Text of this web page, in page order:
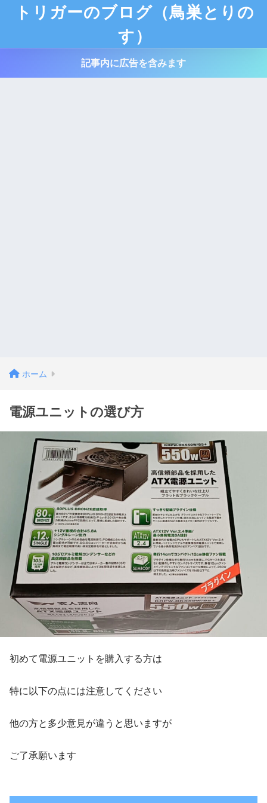
トリガーのブログ（鳥巣とりの
す）
記事内に広告を含みます
ホーム
電源ユニットの選び方
初めて電源ユニットを購入する方は
特に以下の点には注意してください
他の方と多少意見が違うと思いますが
ご了承願います